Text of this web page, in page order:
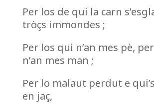
Per los de qui la carn
tròçs immondes ;
Per los qui n’an mes pè,
n’an mes man ;
Per lo malaut perdut e
en jaç,